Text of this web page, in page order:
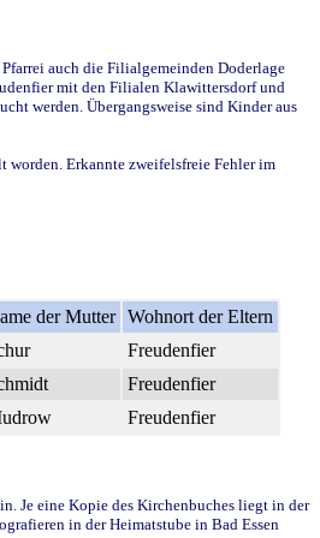
auch die Filialgemeinden Doderlage
mit den Filialen Klawittersdorf und
werden. Übergangsweise sind Kinder aus
Erkannte zweifelsfreie Fehler im
der Mutter Wohnort der Eltern
Freudenfier
Freudenfier
Freudenfier
Je eine Kopie des Kirchenbuches liegt in der
in der Heimatstube in Bad Essen